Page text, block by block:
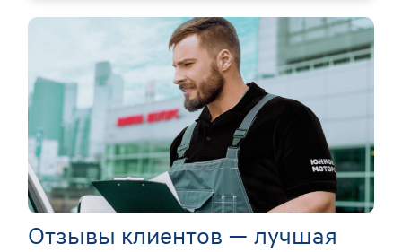
Отзывы клиентов — лучшая